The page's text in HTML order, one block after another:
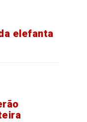
elefanta